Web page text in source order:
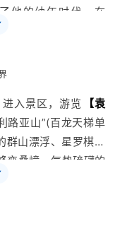
他的幼年时代。在
席铜像前缅怀我们
树屋酒店休息。
入景区，游览
【袁
路亚山”(百龙天梯单
山漂浮、星罗棋布
峦叠嶂，气势磅礴的
后，漫步神秘大峡谷
步“美丽如画的峡
幽，三千座石峰拔
景拍摄地、形态各